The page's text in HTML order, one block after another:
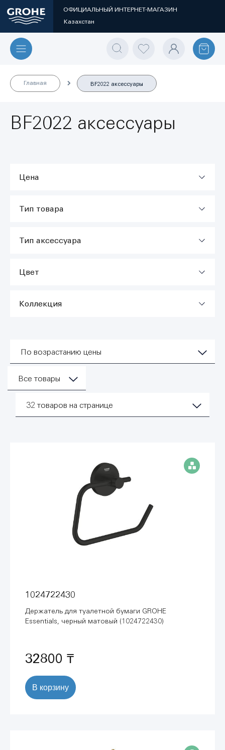
ОФИЦИАЛЬНЫЙ ИНТЕРНЕТ-МАГАЗИН
Казахстан
Главная BF2022 аксессуары
BF2022 аксессуары
По возрастанию цены
Все товары
32 товаров на странице
1024722430
Держатель для туалетной бумаги GROHE
Essentials, черный матовый (1024722430)
32800 ₸
В корзину
Цена
Тип товара
Тип аксессуара
Цвет
Коллекция